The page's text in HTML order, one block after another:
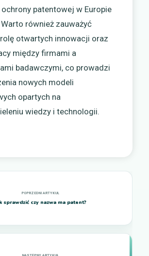
patentowej w Europie
również zauważyć
otwartych innowacji oraz
między firmami a
badawczymi, co prowadzi
nowych modeli
opartych na
wiedzy i technologii.
sprawdzić czy nazwa ma patent?